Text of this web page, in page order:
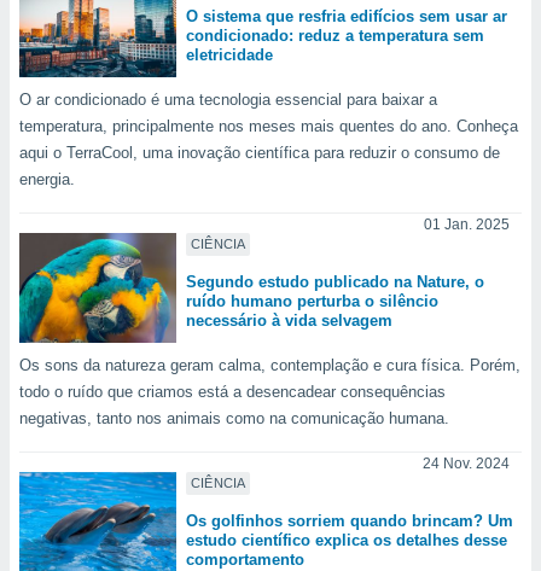
utilizar
criar
medir
da
medir o
dos
os
de
de dados
e melhorar
dados
O sistema que resfria edifícios sem usar ar
condicionado: reduz a temperatura sem
eletricidade
O ar condicionado é uma tecnologia essencial para baixar a
temperatura, principalmente nos meses mais quentes do ano. Conheça
aqui o TerraCool, uma inovação científica para reduzir o consumo de
energia.
CIÊNCIA
01 Jan. 2025
Segundo estudo publicado na Nature, o
ruído humano perturba o silêncio
necessário à vida selvagem
Os sons da natureza geram calma, contemplação e cura física. Porém,
todo o ruído que criamos está a desencadear consequências
negativas, tanto nos animais como na comunicação humana.
CIÊNCIA
24 Nov. 2024
Os golfinhos sorriem quando brincam? Um
estudo científico explica os detalhes desse
comportamento